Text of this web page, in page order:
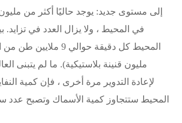
إلى مستوى جديد: يوجد حاليًا أكثر من
في المحيط ، ولا يزال العدد في تزايد.
المحيط كل دقيقة حوالي 9
مليون قنينة بلاستيكية). ما لم يتبنى
لإعادة التدوير مرة أخرى ، فإن كمية
المحيط ستتجاوز كمية الأسماك وتصبح عدد